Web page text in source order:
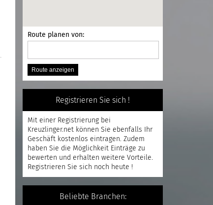
Route planen von:
Registrieren Sie sich !
Mit einer Registrierung bei
Kreuzlinger.net können Sie ebenfalls Ihr
Geschäft kostenlos eintragen. Zudem
haben Sie die Möglichkeit Einträge zu
bewerten und erhalten weitere Vorteile.
Registrieren Sie sich noch heute !
Beliebte Branchen: